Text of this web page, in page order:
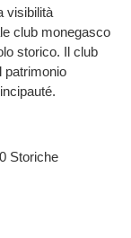
visibilità
club monegasco
storico. Il club
patrimonio
Storiche